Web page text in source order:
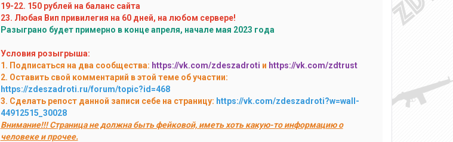
19-22. 150 рублей на баланс сайта
23. Любая Вип привилегия на 60 дней, на любом сервере!
Разыграно будет примерно в конце апреля, начале мая 2023 года
Условия розыгрыша:
1. Подписаться на два сообщества: https://vk.com/zdeszadroti и https://vk.com/zdtrust
2. Оставить свой комментарий в этой теме об участии:
https://zdeszadroti.ru/forum/topic?id=468
3. Сделать репост данной записи себе на страницу: https://vk.com/zdeszadroti?w=wall-
44912515_30028
Внимание!!! Страница не должна быть фейковой, иметь хоть какую-то информацию о
человеке и прочее.